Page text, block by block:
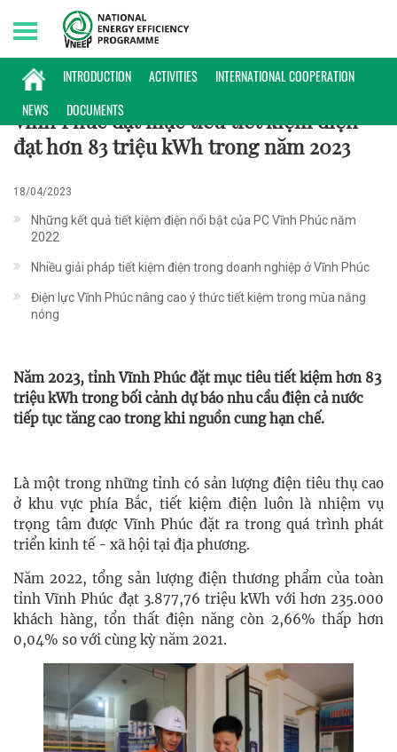
INTRODUCTION ACTIVITIES
INTERNATIONAL COOPERATION
NEWS
DOCUMENTS
Saturday, 08/08/2026 | 11:06 GMT+7
HOẠT ĐỘNG
Vĩnh Phúc đặt mục tiêu tiết kiệm điện
đạt hơn 83 triệu kWh trong năm 2023
18/04/2023
Những kết quả tiết kiệm điện nổi bật của PC Vĩnh Phúc năm
2022
Nhiều giải pháp tiết kiệm điện trong doanh nghiệp ở Vĩnh Phúc
Điện lực Vĩnh Phúc nâng cao ý thức tiết kiệm trong mùa nắng
nóng
Năm 2023, tỉnh Vĩnh Phúc đặt mục tiêu tiết kiệm hơn 83
triệu kWh trong bối cảnh dự báo nhu cầu điện cả nước
tiếp tục tăng cao trong khi nguồn cung hạn chế.
Là một trong những tỉnh có sản lượng điện tiêu thụ cao
ở khu vực phía Bắc, tiết kiệm điện luôn là nhiệm vụ
trọng tâm được Vĩnh Phúc đặt ra trong quá trình phát
triển kinh tế - xã hội tại địa phương.
Năm 2022, tổng sản lượng điện thương phẩm của toàn
tỉnh Vĩnh Phúc đạt 3.877,76 triệu kWh với hơn 235.000
khách hàng, tổn thất điện năng còn 2,66% thấp hơn
0,04% so với cùng kỳ năm 2021.